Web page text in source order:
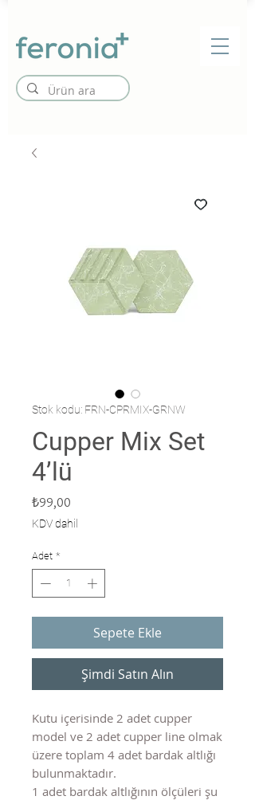
Stok kodu: FRN-CPRMIX-GRNW
Cupper Mix Set
4’lü
₺99,00
KDV dahil
Adet *
Sepete Ekle
Şimdi Satın Alın
Kutu içerisinde 2 adet cupper
model ve 2 adet cupper line olmak
üzere toplam 4 adet bardak altlığı
bulunmaktadır.
1 adet bardak altlığının ölçüleri şu